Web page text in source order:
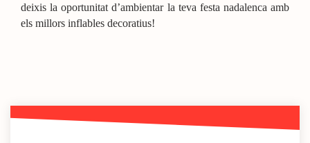
deixis la oportunitat d’ambientar la teva festa nadalenca amb
els millors inflables decoratius!